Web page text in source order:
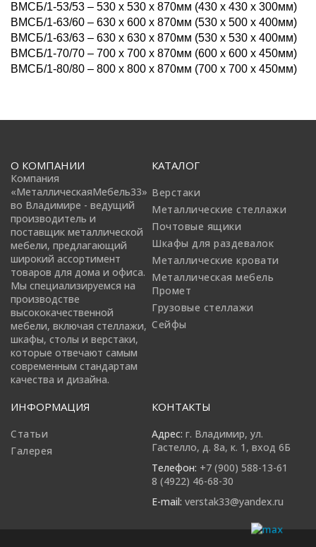
ВМСБ/1-53/53 – 530 х 530 х 870мм (430 х 430 х 300мм)
ВМСБ/1-63/60 – 630 х 600 х 870мм (530 х 500 х 400мм)
ВМСБ/1-63/63 – 630 х 630 х 870мм (530 х 530 х 400мм)
ВМСБ/1-70/70 – 700 х 700 х 870мм (600 х 600 х 450мм)
ВМСБ/1-80/80 – 800 х 800 х 870мм (700 х 700 х 450мм)
О КОМПАНИИ
Компания
«МеталлическаяМебель33»
во Владимире - ведущий
производитель и
поставщик металлической
мебели, предлагающий
широкий ассортимент
товаров для дома и офиса.
Мы специализируемся на
производстве
высококачественной
мебели, включая стеллажи,
шкафы, столы и верстаки,
которые отвечают самым
современным стандартам
качества и дизайна.
КАТАЛОГ
Верстаки
Металлические стеллажи
Почтовые ящики
Шкафы для раздевалок
Металлические кровати
Металлическая мебель
Промет
Грузовые стеллажи
Сейфы
ИНФОРМАЦИЯ
Статьи
Галерея
КОНТАКТЫ
Адрес: г. Владимир, ул.
Гастелло, д. 8а, к. 1, вход 6Б
Телефон: +7 (900) 588-13-61
8 (4922) 46-68-30
E-mail: verstak33@yandex.ru